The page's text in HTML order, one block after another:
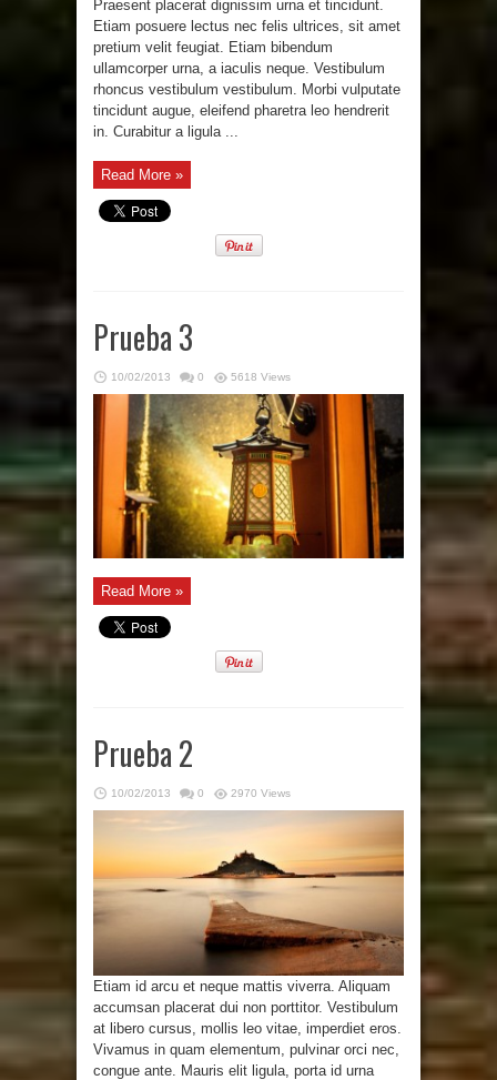
Praesent placerat dignissim urna et tincidunt.
Etiam posuere lectus nec felis ultrices, sit amet
pretium velit feugiat. Etiam bibendum
ullamcorper urna, a iaculis neque. Vestibulum
rhoncus vestibulum vestibulum. Morbi vulputate
tincidunt augue, eleifend pharetra leo hendrerit
in. Curabitur a ligula ...
Read More »
Prueba 3
10/02/2013 0 5618 Views
Read More »
Prueba 2
10/02/2013 0 2970 Views
Etiam id arcu et neque mattis viverra. Aliquam
accumsan placerat dui non porttitor. Vestibulum
at libero cursus, mollis leo vitae, imperdiet eros.
Vivamus in quam elementum, pulvinar orci nec,
congue ante. Mauris elit ligula, porta id urna